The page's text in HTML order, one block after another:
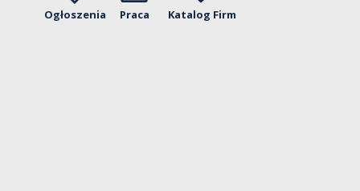
Ogłoszenia Praca Katalog Firm